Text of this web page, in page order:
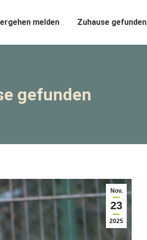
melden Zuhause gefunden
gefunden
Nov.
23
2025